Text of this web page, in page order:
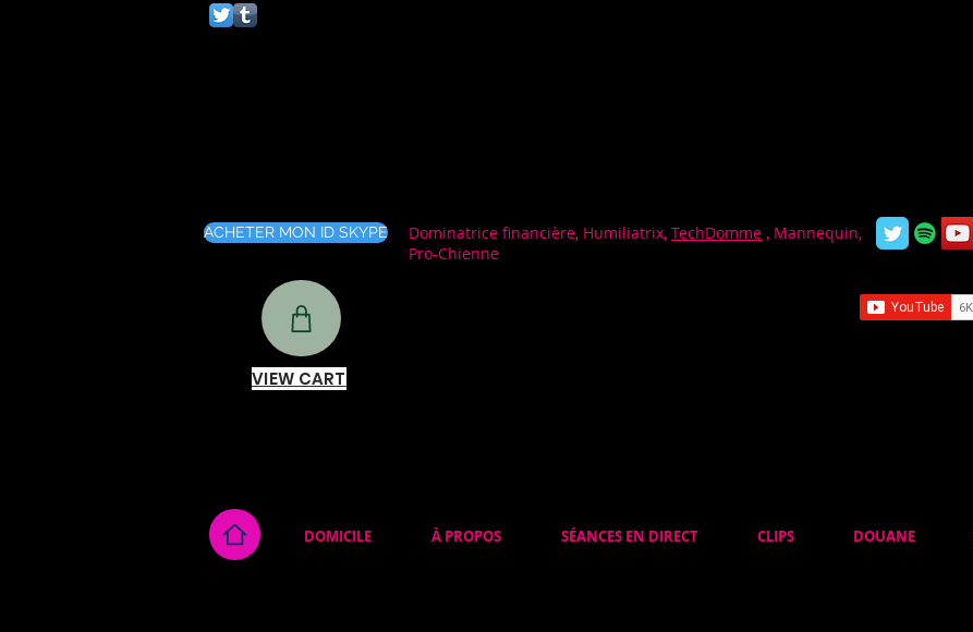
ACHETER MON ID SKYPE
VIEW CART
Dominatrice financière, Humiliatrix, TechDomme , Mannequin,
Pro-Chienne
DOMICILE À PROPOS SÉANCES EN DIRECT CLIPS DOUANE